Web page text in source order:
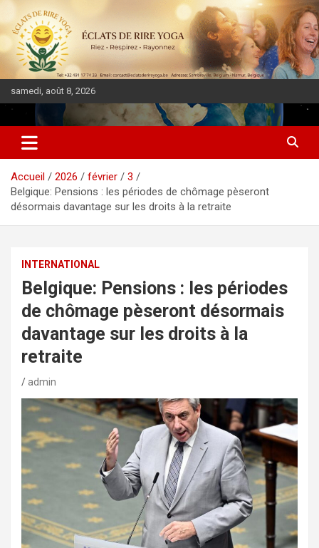
samedi, août 8, 2026
DIASPORA PULSE
Accueil 2026 février
3
Belgique: Pensions : les périodes de chômage pèseront
désormais davantage sur les droits à la retraite
INTERNATIONAL
Belgique: Pensions : les périodes
de chômage pèseront désormais
davantage sur les droits à la
retraite
admin